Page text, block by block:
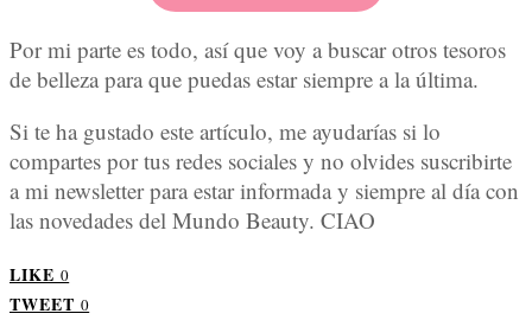
Por mi parte es todo, así que voy a buscar otros tesoros
de belleza para que puedas estar siempre a la última.
Si te ha gustado este artículo, me ayudarías si lo
compartes por tus redes sociales y no olvides suscribirte
a mi newsletter para estar informada y siempre al día con
las novedades del Mundo Beauty. CIAO
LIKE 0
TWEET 0